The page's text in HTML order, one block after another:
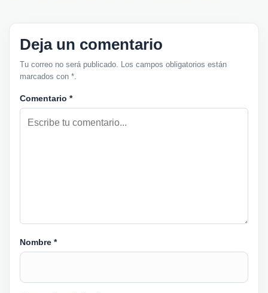
Deja un comentario
Tu correo no será publicado. Los campos obligatorios están
marcados con *.
Comentario *
Nombre *